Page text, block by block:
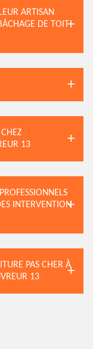
ARTISAN
DE TOIT
13
INTERVENTION
PAS CHER À
13